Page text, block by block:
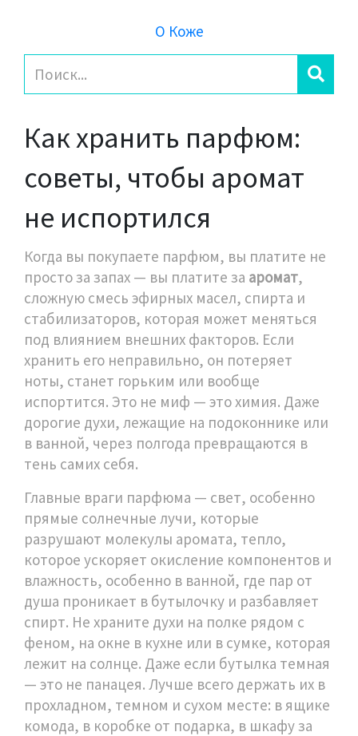
О Коже
Как хранить парфюм:
советы, чтобы аромат
не испортился
Когда вы покупаете парфюм, вы платите не
просто за запах — вы платите за аромат,
сложную смесь эфирных масел, спирта и
стабилизаторов, которая может меняться
под влиянием внешних факторов. Если
хранить его неправильно, он потеряет
ноты, станет горьким или вообще
испортится. Это не миф — это химия. Даже
дорогие духи, лежащие на подоконнике или
в ванной, через полгода превращаются в
тень самих себя.
Главные враги парфюма — свет, особенно
прямые солнечные лучи, которые
разрушают молекулы аромата, тепло,
которое ускоряет окисление компонентов и
влажность, особенно в ванной, где пар от
душа проникает в бутылочку и разбавляет
спирт. Не храните духи на полке рядом с
феном, на окне в кухне или в сумке, которая
лежит на солнце. Даже если бутылка темная
— это не панацея. Лучше всего держать их в
прохладном, темном и сухом месте: в ящике
комода, в коробке от подарка, в шкафу за